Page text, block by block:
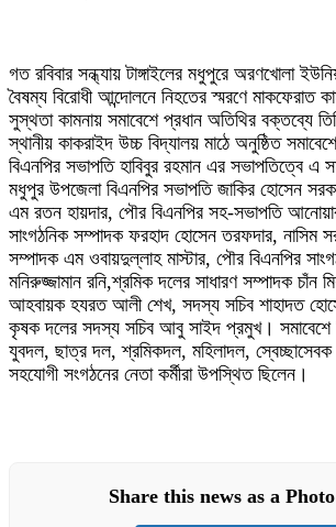
গত রবিবার সন্ধ্যায় টাঙ্গাইলের মধুপুরে অরণখোলা
বৈষম্য বিরোধী আন্দোলনে নিহতের স্মরণে মাকফেরাত
সুস্থতা কামনায় সমাবেশে প্রধান অতিথির বক্তব্যে
স্থানীয় কাকরাইদ উচ্চ বিদ্যালয় মাঠে অনুষ্ঠিত
বিএনপির সভাপতি হাবিবুর রহমান এর সভাপতিত্বে
মধুপুর উপজেলা বিএনপির সভাপতি জাকির হোসেন
এম রতন হায়দার, পৌর বিএনপির সহ-সভাপতি
সাংগঠনিক সম্পাদক ফরহাদ হোসেন তরফদার, নাসিম
সম্পাদক এম ওবায়দুল্লাহ মাস্টার, পৌর বিএনপির
মনিরুজ্জামান রনি,শ্রমিক দলের সাধারণ সম্পাদক চাঁন
আহবায়ক হযরত আলী শেখ, সদস্য সচিব শাহাদত
কৃষক দলের সদস্য সচিব আবু সাইদ প্রমুখ।
যুবদল, ছাত্র দল, শ্রমিকদল, মহিলাদল,
সহযোগী সংগঠনের নেতা কর্মীরা উপস্থিত ছিলেন।
Share this news as a